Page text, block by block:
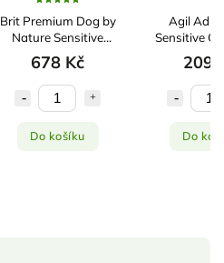
Brit Premium Dog by
Nature Sensitive
Lamb 8kg
678 Kč
Do košíku
Agil
Sensitive
Lamb &
209
Do